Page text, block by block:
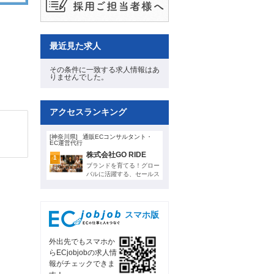
最近見た求人
その条件に一致する求人情報はあ
りませんでした。
アクセスランキング
[神奈川県]
通販ECコンサルタント・
EC運営代行
1 株式会社GO RIDE
ブランドを育てる！グロー
バルに活躍する、セールス
スマホ版
外出先でもスマホか
らECjobjobの求人情
報がチェックできま